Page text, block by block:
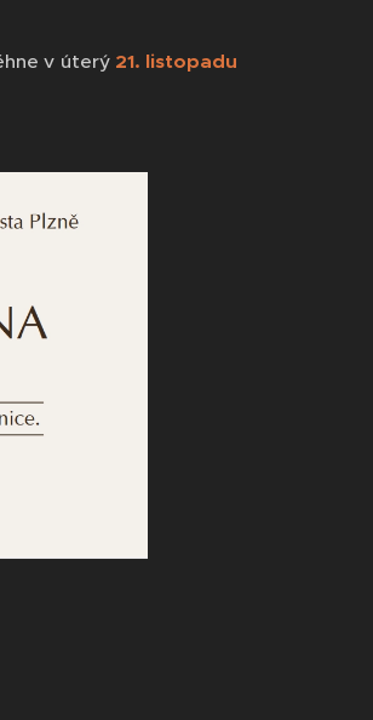
v úterý 21. listopadu